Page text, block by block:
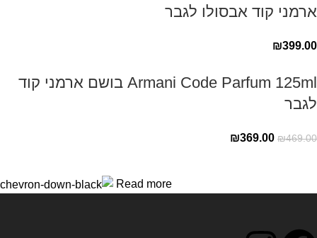
ארמני קוד אבסולו לגבר
₪399.00
Armani Code Parfum 125ml בושם ארמני קוד
לגבר
₪469.00
₪369.00
Read more